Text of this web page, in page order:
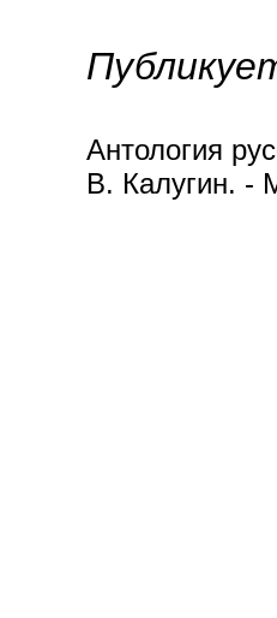
Антология
В. Калугин. -